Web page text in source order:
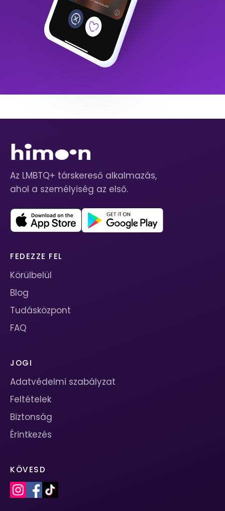
Az LMBTQ+ társkereső alkalmazás,
ahol a személyiség az első.
FEDEZZE FEL
Körülbelül
Blog
Tudásközpont
FAQ
JOGI
Adatvédelmi szabályzat
Feltételek
Biztonság
Érintkezés
KÖVESD